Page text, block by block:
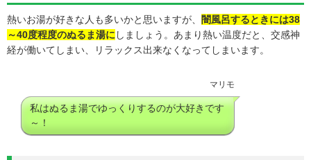
熱いお湯が好きな人も多いかと思いますが、
闇風呂するときには38
～40度程度のぬるま湯に しましょう。 あまり熱い温度だと、交感神
経が働いてしまい、リラックス出来なくなってしまいます。
マリモ
私はぬるま湯でゆっくりするのが大好きです
～！